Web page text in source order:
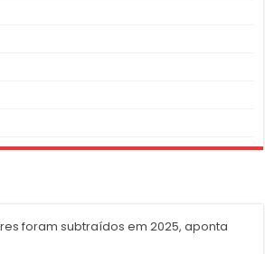
foram subtraídos em 2025, aponta